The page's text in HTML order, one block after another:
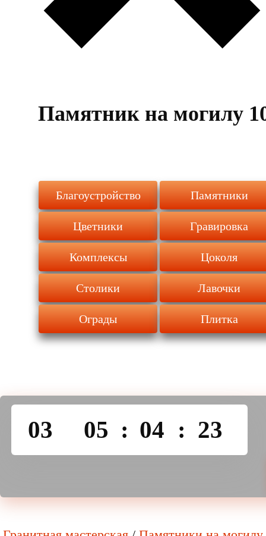
Памятник на могилу
Благоустройство Памятники
Цветники Гравировка
Комплексы Цоколя
Столики Лавочки
Ограды Плитка
03 05 : 04 : 23